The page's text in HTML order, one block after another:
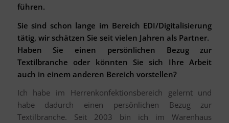
führen.
Sie sind schon lange im Bereich EDI/Digitalisierung
tätig, wir schätzen Sie seit vielen Jahren als Partner.
Haben Sie einen persönlichen Bezug zur
Textilbranche oder könnten Sie sich Ihre Arbeit
auch in einem anderen Bereich vorstellen?
Ich habe im Herrenkonfektionsbereich gelernt und
habe dadurch einen persönlichen Bezug zur
Textilbranche. Seit 2003 bin ich im Warenhaus